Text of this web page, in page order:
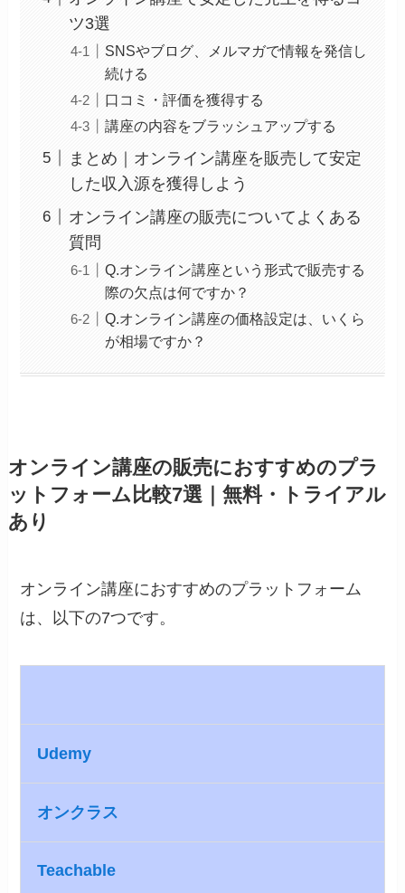
ツ3選
SNSやブログ、メルマガで情報を発信し
続ける
口コミ・評価を獲得する
講座の内容をブラッシュアップする
まとめ｜オンライン講座を販売して安定
した収入源を獲得しよう
オンライン講座の販売についてよくある
質問
Q.オンライン講座という形式で販売する
際の欠点は何ですか？
Q.オンライン講座の価格設定は、いくら
が相場ですか？
オンライン講座の販売におすすめのプラ
ットフォーム比較7選｜無料・トライアル
あり
オンライン講座におすすめのプラットフォーム
は、以下の7つです。
Udemy
オンクラス
Teachable